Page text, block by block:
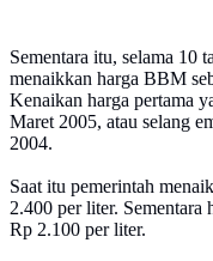
Sementara itu, selama 10
menaikkan harga BBM
Kenaikan harga pertama
Maret 2005, atau selang
2004.
Saat itu pemerintah
2.400 per liter.
Rp 2.100 per liter.